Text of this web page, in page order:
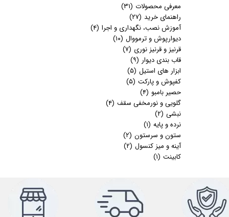
معرفی محصولات (۳۱)
راهنمای خرید (۲۷)
آموزش نصب، نگهداری و اجرا (۴)
دیوارپوش و ترمووال (۱۰)
قرنیز و قرنیز نوری (۷)
قاب بندی دیوار (۹)
ابزار های استیل (۵)
کفپوش و پارکت (۵)
حصیر بامبو (۴)
گلویی و نورمخفی سقف (۴)
نبشی (۲)
نرده و پایه (۱)
ستون و سرستون (۲)
آینه و میز کنسول (۲)
کابینت (۱)